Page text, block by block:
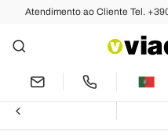
Atendimento ao Cliente Tel.